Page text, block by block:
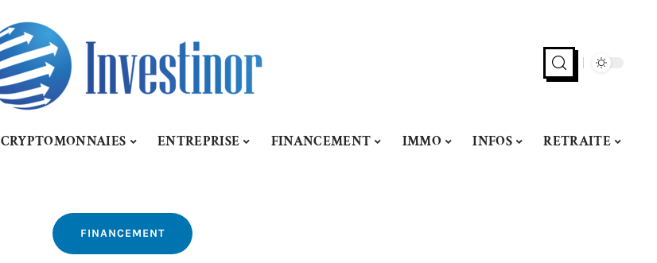
CRYPTOMONNAIES ENTREPRISE FINANCEMENT IMMO INFOS RETRAITE
FINANCEMENT